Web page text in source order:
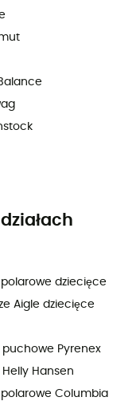
polarowe dziecięce
Aigle dziecięce
puchowe Pyrenex
Helly Hansen
polarowe Columbia